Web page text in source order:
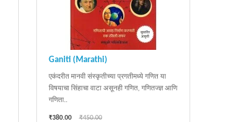
Ganiti (Marathi)
एकंदरीत मानवी संस्कृतीच्या प्रगतीमध्ये गणित या
विषयाचा सिंहाचा वाटा असूनही गणित, गणितज्ज्ञ आणि
गणिता..
₹380.00
₹450.00